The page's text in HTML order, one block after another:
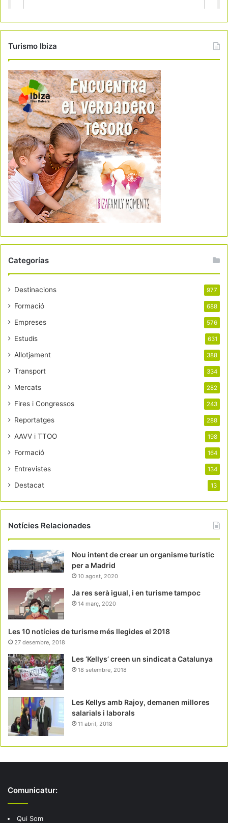
Turismo Ibiza
Categorías
Destinacions 977
Formació 688
Empreses 576
Estudis 631
Allotjament 388
Transport 334
Mercats 282
Fires i Congressos 243
Reportatges 288
AAVV i TTOO 198
Formació 164
Entrevistes 134
Destacat 13
Notícies Relacionades
Nou intent de crear un organisme turístic
per a Madrid
10 agost, 2020
Ja res serà igual, i en turisme tampoc
14 març, 2020
Les 10 notícies de turisme més llegides el 2018
27 desembre, 2018
Les ‘Kellys’ creen un sindicat a Catalunya
18 setembre, 2018
Les Kellys amb Rajoy, demanen millores
salarials i laborals
11 abril, 2018
Comunicatur:
Qui Som